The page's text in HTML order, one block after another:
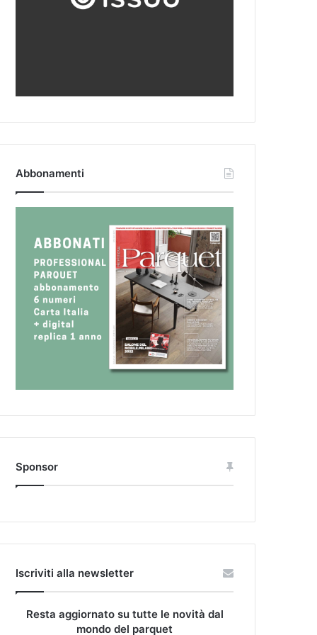
Abbonamenti
Sponsor
Iscriviti alla newsletter
Resta aggiornato su tutte le novità dal
mondo del parquet